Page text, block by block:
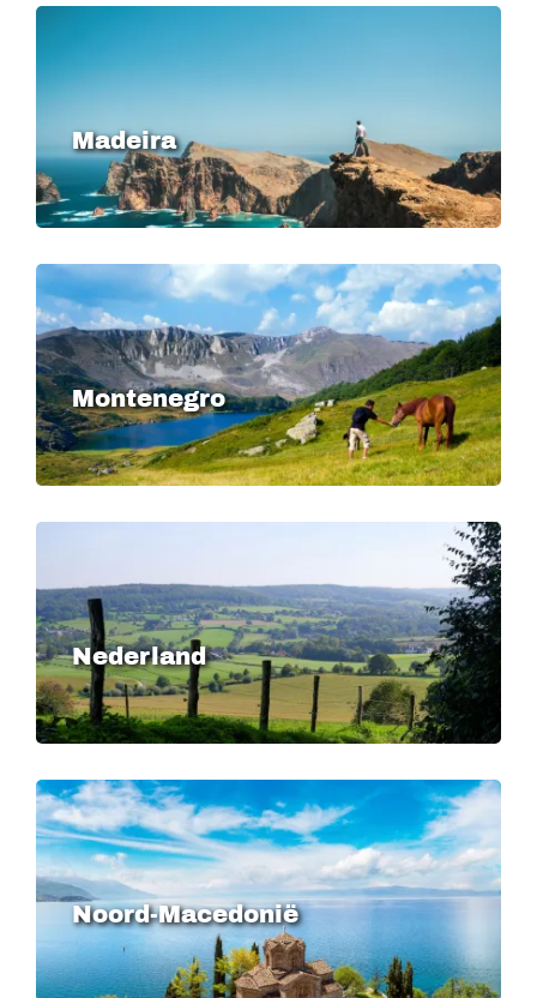
Image
Madeira
Image
Montenegro
Nederland
Image
Noord-Macedonië